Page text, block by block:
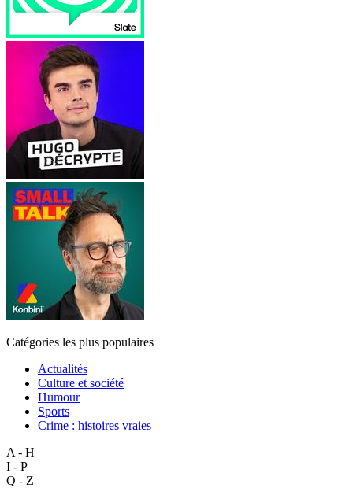
Catégories les plus populaires
Actualités
Culture et société
Humour
Sports
Crime : histoires vraies
A - H
I - P
Q - Z